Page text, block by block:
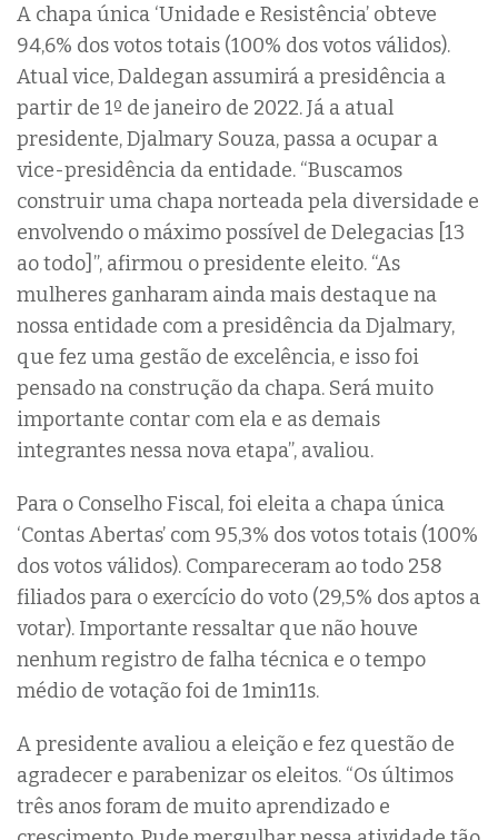
A chapa única ‘Unidade e Resistência’ obteve
94,6% dos votos totais (100% dos votos válidos).
Atual vice, Daldegan assumirá a presidência a
partir de 1º de janeiro de 2022. Já a atual
presidente, Djalmary Souza, passa a ocupar a
vice-presidência da entidade. “Buscamos
construir uma chapa norteada pela diversidade e
envolvendo o máximo possível de Delegacias [13
ao todo]”, afirmou o presidente eleito. “As
mulheres ganharam ainda mais destaque na
nossa entidade com a presidência da Djalmary,
que fez uma gestão de excelência, e isso foi
pensado na construção da chapa. Será muito
importante contar com ela e as demais
integrantes nessa nova etapa”, avaliou.
Para o Conselho Fiscal, foi eleita a chapa única
‘Contas Abertas’ com 95,3% dos votos totais (100%
dos votos válidos). Compareceram ao todo 258
filiados para o exercício do voto (29,5% dos aptos a
votar). Importante ressaltar que não houve
nenhum registro de falha técnica e o tempo
médio de votação foi de 1min11s.
A presidente avaliou a eleição e fez questão de
agradecer e parabenizar os eleitos. “Os últimos
três anos foram de muito aprendizado e